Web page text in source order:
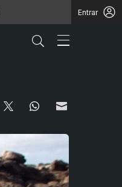
Entrar
Abrir campo